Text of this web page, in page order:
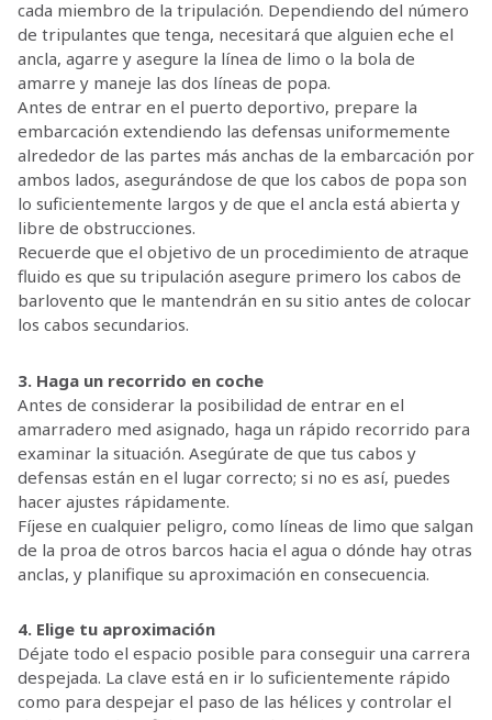
cada miembro de la tripulación. Dependiendo del número
de tripulantes que tenga, necesitará que alguien eche el
ancla, agarre y asegure la línea de limo o la bola de
amarre y maneje las dos líneas de popa.
Antes de entrar en el puerto deportivo, prepare la
embarcación extendiendo las defensas uniformemente
alrededor de las partes más anchas de la embarcación por
ambos lados, asegurándose de que los cabos de popa son
lo suficientemente largos y de que el ancla está abierta y
libre de obstrucciones.
Recuerde que el objetivo de un procedimiento de atraque
fluido es que su tripulación asegure primero los cabos de
barlovento que le mantendrán en su sitio antes de colocar
los cabos secundarios.
3. Haga un recorrido en coche
Antes de considerar la posibilidad de entrar en el
amarradero med asignado, haga un rápido recorrido para
examinar la situación. Asegúrate de que tus cabos y
defensas están en el lugar correcto; si no es así, puedes
hacer ajustes rápidamente.
Fíjese en cualquier peligro, como líneas de limo que salgan
de la proa de otros barcos hacia el agua o dónde hay otras
anclas, y planifique su aproximación en consecuencia.
4. Elige tu aproximación
Déjate todo el espacio posible para conseguir una carrera
despejada. La clave está en ir lo suficientemente rápido
como para despejar el paso de las hélices y controlar el